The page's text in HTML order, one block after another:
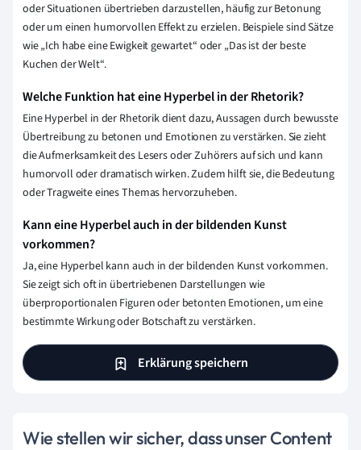
oder Situationen übertrieben darzustellen, häufig zur Betonung
oder um einen humorvollen Effekt zu erzielen. Beispiele sind Sätze
wie „Ich habe eine Ewigkeit gewartet“ oder „Das ist der beste
Kuchen der Welt“.
Welche Funktion hat eine Hyperbel in der Rhetorik?
Eine Hyperbel in der Rhetorik dient dazu, Aussagen durch bewusste
Übertreibung zu betonen und Emotionen zu verstärken. Sie zieht
die Aufmerksamkeit des Lesers oder Zuhörers auf sich und kann
humorvoll oder dramatisch wirken. Zudem hilft sie, die Bedeutung
oder Tragweite eines Themas hervorzuheben.
Kann eine Hyperbel auch in der bildenden Kunst
vorkommen?
Ja, eine Hyperbel kann auch in der bildenden Kunst vorkommen.
Sie zeigt sich oft in übertriebenen Darstellungen wie
überproportionalen Figuren oder betonten Emotionen, um eine
bestimmte Wirkung oder Botschaft zu verstärken.
Erklärung speichern
Wie stellen wir sicher, dass unser Content